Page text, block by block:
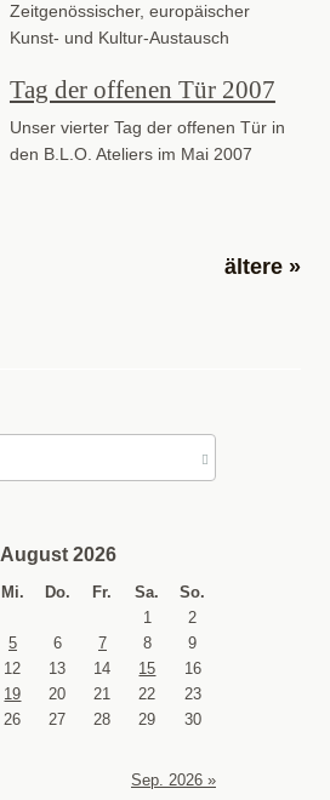
Zeitgenössischer, europäischer
Kunst- und Kultur-Austausch
Tag der offenen Tür 2007
Unser vierter Tag der offenen Tür in
den B.L.O. Ateliers im Mai 2007
ältere »
August 2026
Mi. Do. Fr. Sa. So.
Sep. 2026 »
1
2
5 6 7 8
9
12 13 14 15
16
19 20 21 22
23
26 27 28 29
30